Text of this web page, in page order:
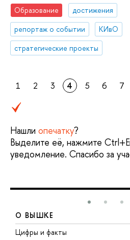
Образование
достижения
репортаж о событии
КИвО
стратегические проекты
1 2 3 4 5 6 7
Нашли опечатку?
Выделите её, нажмите
уведомление. Спасибо за
О ВЫШКЕ
Цифры и факты